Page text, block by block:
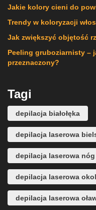
Jakie kolory cieni do
Trendy w koloryzacji
Jak zwiększyć objętość
Peeling gruboziarnisty –
przeznaczony?
Tagi
depilacja białołęka
depilacja laserowa
depilacja laserowa nóg
depilacja laserowa
depilacja laserowa